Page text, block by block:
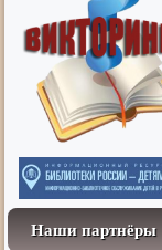
Наши партнёры